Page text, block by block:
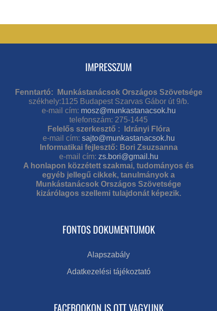
IMPRESSZUM
Fenntartó: Munkástanácsok Országos Szövetsége
székhely:1125 Budapest Szarvas Gábor út 9/b.
e-mail cím: mosz@munkastanacsok.hu
telefonszám: 275-1445
Felelős szerkesztő : Idrányi Flóra
e-mail cím: sajto@munkastanacsok.hu
Informatikai fejlesztő: Bori Zsuzsanna
e-mail cím: zs.bori@gmail.hu
A honlapon közzétett szakmai, tudományos és
egyéb jellegű cikkek, tanulmányok a
Munkástanácsok Országos Szövetsége
kizárólagos szellemi tulajdonát képezik.
FONTOS DOKUMENTUMOK
Alapszabály
Adatkezelési tájékoztató
FACEBOOKON IS OTT VAGYUNK